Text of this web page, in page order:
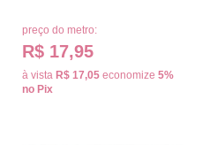
preço do metro:
R$ 17,95
à vista R$ 17,05 economize 5%
no Pix